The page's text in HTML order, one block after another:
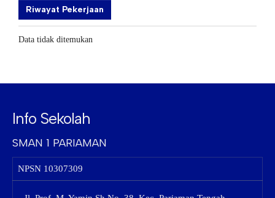
Riwayat Pekerjaan
Data tidak ditemukan
Info Sekolah
SMAN 1 PARIAMAN
NPSN 10307309